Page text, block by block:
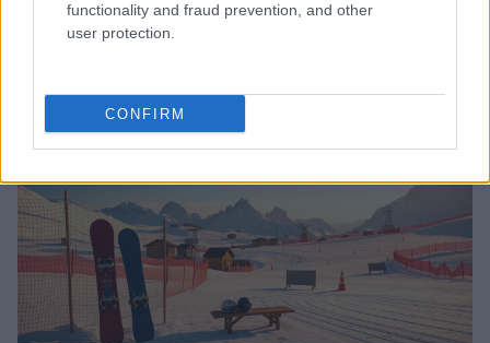
functionality and fraud prevention, and other
user protection.
CONFIRM
SNOWBAORD PARALIMPICO